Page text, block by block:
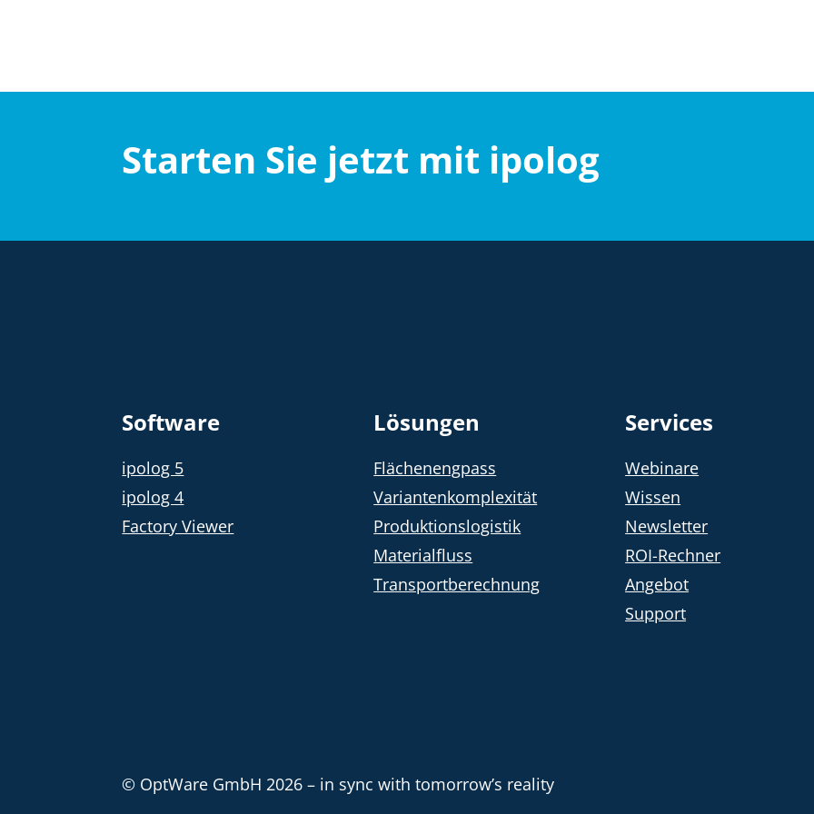
Starten Sie jetzt mit ipolog
Software
ipolog 5
ipolog 4
Factory Viewer
Lösungen
Flächenengpass
Variantenkomplexität
Produktionslogistik
Materialfluss
Transportberechnung
Services
Webinare
Wissen
Newsletter
ROI-Rechner
Angebot
Support
© OptWare GmbH 2026 – in sync with tomorrow’s reality